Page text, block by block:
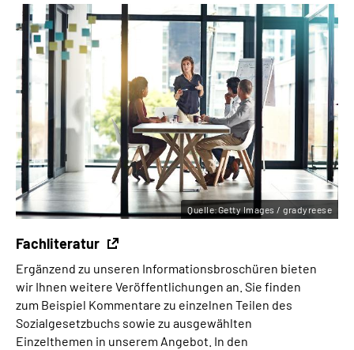
Fachliteratur
Ergänzend zu unseren Informationsbroschüren bieten
wir Ihnen weitere Veröffentlichungen an. Sie finden
zum Beispiel Kommentare zu einzelnen Teilen des
Sozialgesetzbuchs sowie zu ausgewählten
Einzelthemen in unserem Angebot. In den
Quelle:Getty Images / gradyreese